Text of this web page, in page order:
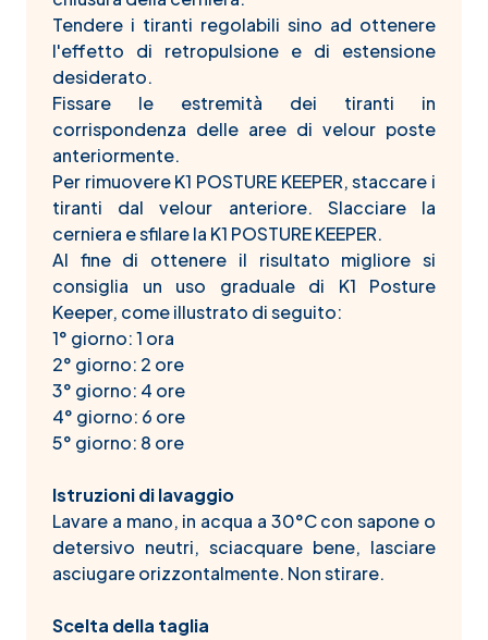
Tendere i tiranti regolabili sino ad ottenere
l'effetto di retropulsione e di estensione
desiderato.
Fissare le estremità dei tiranti in
corrispondenza delle aree di velour poste
anteriormente.
Per rimuovere K1 POSTURE KEEPER, staccare i
tiranti dal velour anteriore. Slacciare la
cerniera e sfilare la K1 POSTURE KEEPER.
Al fine di ottenere il risultato migliore si
consiglia un uso graduale di K1 Posture
Keeper, come illustrato di seguito:
1° giorno: 1 ora
2° giorno: 2 ore
3° giorno: 4 ore
4° giorno: 6 ore
5° giorno: 8 ore
Istruzioni di lavaggio
Lavare a mano, in acqua a 30°C con sapone o
detersivo neutri, sciacquare bene, lasciare
asciugare orizzontalmente. Non stirare.
Scelta della taglia